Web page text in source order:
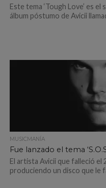
Este tema ‘Tough Love’ es
álbum póstumo de Avicii
MUSICMANÍA
Fue lanzado el tema
El artista Avicii que falleció el
produciendo un disco que le